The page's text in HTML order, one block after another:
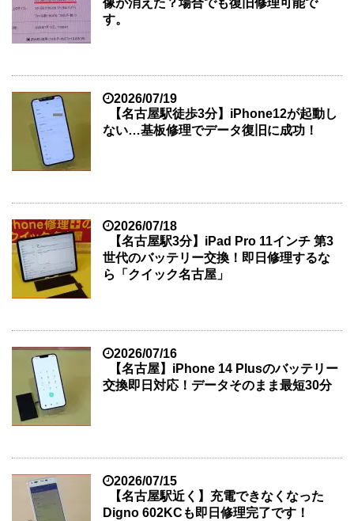
像が消えた？場合でも復旧修理可能で
す。
2026/07/19
【名古屋駅徒歩3分】iPhone12が起動し
ない…基板修理でデータ復旧に成功！
2026/07/18
【名古屋駅3分】iPad Pro 11インチ 第3
世代のバッテリー交換！即日修理するな
ら「クイック名古屋」
2026/07/16
【名古屋】iPhone 14 Plusのバッテリー
交換即日対応！データそのまま最短30分
2026/07/15
【名古屋駅近く】充電できなくなった
Digno 602KCも即日修理完了です！